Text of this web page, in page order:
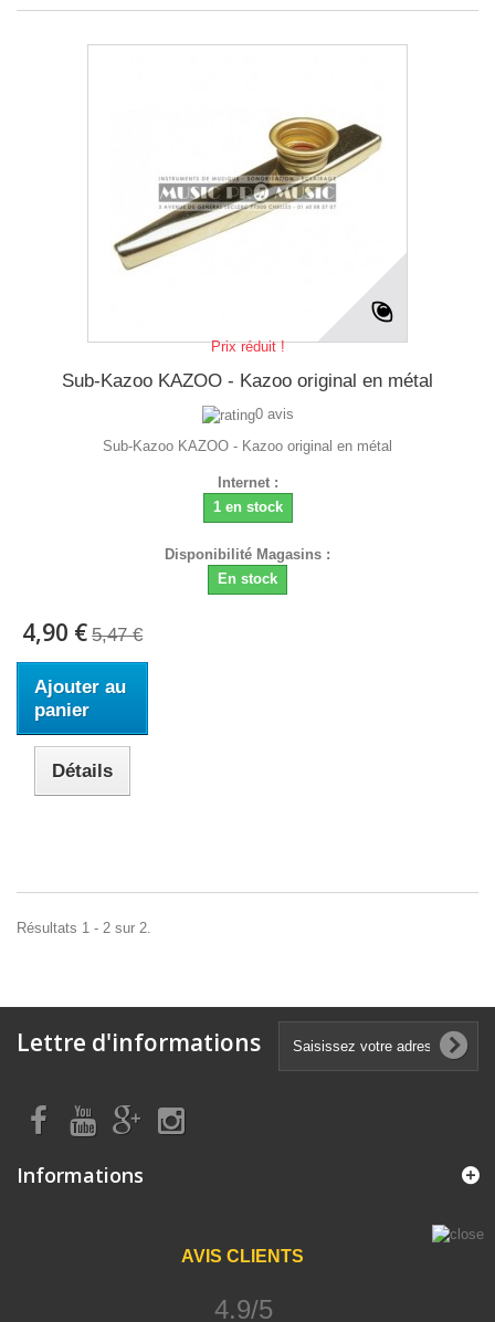
Prix réduit !
Sub-Kazoo KAZOO - Kazoo original en métal
0 avis
Sub-Kazoo KAZOO - Kazoo original en métal
Internet :
1 en stock
Disponibilité Magasins :
En stock
4,90 € 5,47 €
Ajouter au
panier
Détails
Résultats 1 - 2 sur 2.
Lettre d'informations
Informations
AVIS CLIENTS
4.9/5